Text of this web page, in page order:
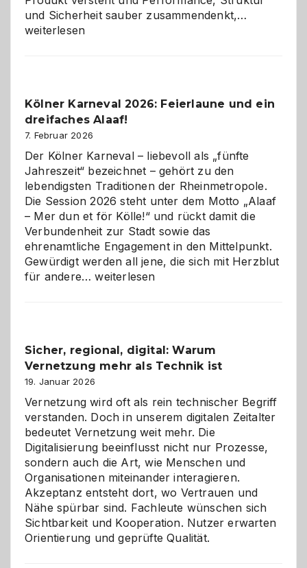
und Sicherheit sauber zusammendenkt,…
geworden
weiterlesen
Kölner Karneval 2026: Feierlaune und ein
dreifaches Alaaf!
7. Februar 2026
Der Kölner Karneval – liebevoll als „fünfte
Jahreszeit“ bezeichnet – gehört zu den
lebendigsten Traditionen der Rheinmetropole.
Die Session 2026 steht unter dem Motto „Alaaf
– Mer dun et för Kölle!“ und rückt damit die
Verbundenheit zur Stadt sowie das
ehrenamtliche Engagement in den Mittelpunkt.
Gewürdigt werden all jene, die sich mit Herzblut
für andere…Kölner
ein
dreifaches
Alaaf!
weiterlesen
Sicher, regional, digital: Warum
Vernetzung mehr als Technik ist
19. Januar 2026
Vernetzung wird oft als rein technischer Begriff
verstanden. Doch in unserem digitalen Zeitalter
bedeutet Vernetzung weit mehr. Die
Digitalisierung beeinflusst nicht nur Prozesse,
sondern auch die Art, wie Menschen und
Organisationen miteinander interagieren.
Akzeptanz entsteht dort, wo Vertrauen und
Nähe spürbar sind. Fachleute wünschen sich
Sichtbarkeit und Kooperation. Nutzer erwarten
Orientierung und geprüfte Qualität.